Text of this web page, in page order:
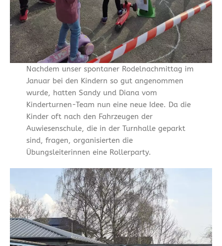
Nachdem unser spontaner Rodelnachmittag im
Januar bei den Kindern so gut angenommen
wurde, hatten Sandy und Diana vom
Kinderturnen-Team nun eine neue Idee. Da die
Kinder oft nach den Fahrzeugen der
Auwiesenschule, die in der Turnhalle geparkt
sind, fragen, organisierten die
Übungsleiterinnen eine Rollerparty.